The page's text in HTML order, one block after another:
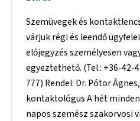
Szemüvegek és
várjuk régi és leendő
előjegyzés személyesen
egyeztethető. (Tel.: +36-42-
777) Rendel: Dr. Pótor
kontaktológus A hét
napos szemész szakorvosi